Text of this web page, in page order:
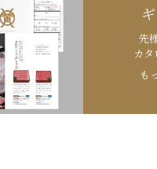
先
カ
も